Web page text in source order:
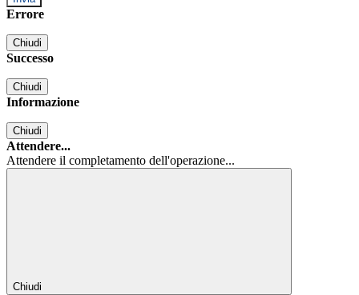
Errore
Chiudi
Successo
Chiudi
Informazione
Chiudi
Attendere...
Attendere il completamento dell'operazione...
Chiudi